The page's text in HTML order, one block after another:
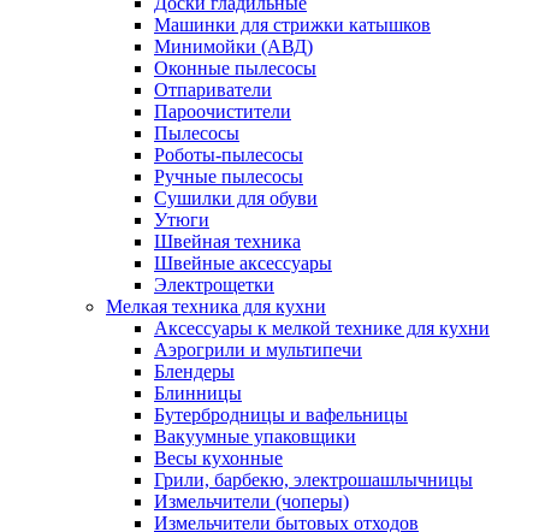
Машинки для стрижки катышков
Минимойки (АВД)
Оконные пылесосы
Отпариватели
Пароочистители
Пылесосы
Роботы-пылесосы
Ручные пылесосы
Сушилки для обуви
Утюги
Швейная техника
Швейные аксессуары
Электрощетки
Мелкая техника для кухни
Аксессуары к мелкой технике для кухни
Аэрогрили и мультипечи
Блендеры
Блинницы
Бутербродницы и вафельницы
Вакуумные упаковщики
Весы кухонные
Грили, барбекю, электрошашлычницы
Измельчители (чоперы)
Измельчители бытовых отходов